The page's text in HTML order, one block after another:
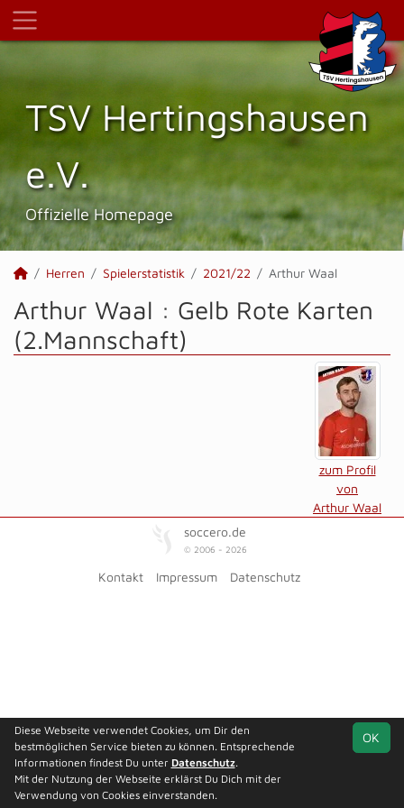
TSV Hertings­hausen
e.V.
Offizielle Homepage
Herren Spielerstatistik 2021/22 Arthur Waal
Arthur Waal : Gelb Rote Karten
(2.Mannschaft)
zum Profil
von
Arthur Waal
soccero.de
© 2006 - 2026
Kontakt Impressum Datenschutz
OK
Diese Webseite verwendet Cookies, um Dir den
bestmöglichen Service bieten zu können. Entsprechende
Informationen findest Du unter Datenschutz.
Mit der Nutzung der Webseite erklärst Du Dich mit der
Verwendung von Cookies einverstanden.